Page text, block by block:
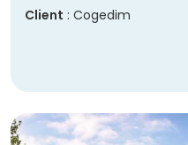
Client : Cogedim